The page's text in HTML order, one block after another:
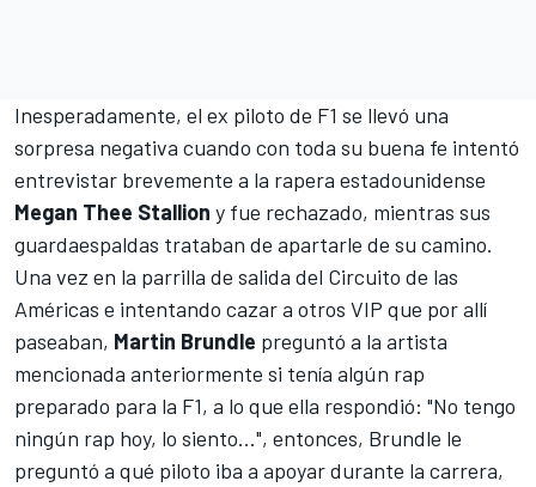
Inesperadamente, el ex piloto de F1 se llevó una
sorpresa negativa cuando con toda su buena fe intentó
entrevistar brevemente a la rapera estadounidense
Megan Thee Stallion y fue rechazado, mientras sus
guardaespaldas trataban de apartarle de su camino.
Una vez en la parrilla de salida del Circuito de las
Américas e intentando cazar a otros VIP que por allí
paseaban, Martin Brundle preguntó a la artista
mencionada anteriormente si tenía algún rap
preparado para la F1, a lo que ella respondió: "No tengo
ningún rap hoy, lo siento...", entonces, Brundle le
preguntó a qué piloto iba a apoyar durante la carrera,